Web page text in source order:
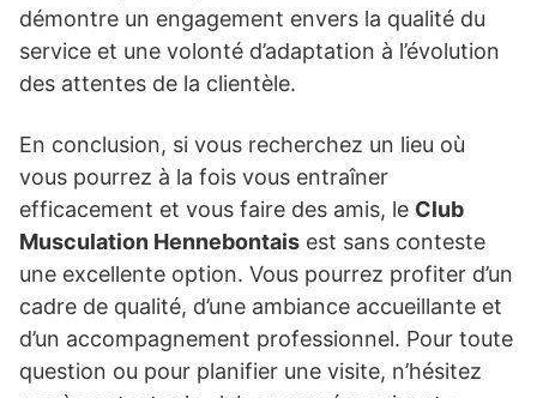
démontre un engagement envers la qualité du
service et une volonté d’adaptation à l’évolution
des attentes de la clientèle.
En conclusion, si vous recherchez un lieu où
vous pourrez à la fois vous entraîner
efficacement et vous faire des amis, le Club
Musculation Hennebontais est sans conteste
une excellente option. Vous pourrez profiter d’un
cadre de qualité, d’une ambiance accueillante et
d’un accompagnement professionnel. Pour toute
question ou pour planifier une visite, n’hésitez